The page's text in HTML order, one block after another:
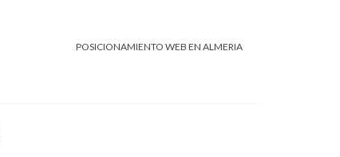
POSICIONAMIENTO WEB EN ALMERIA